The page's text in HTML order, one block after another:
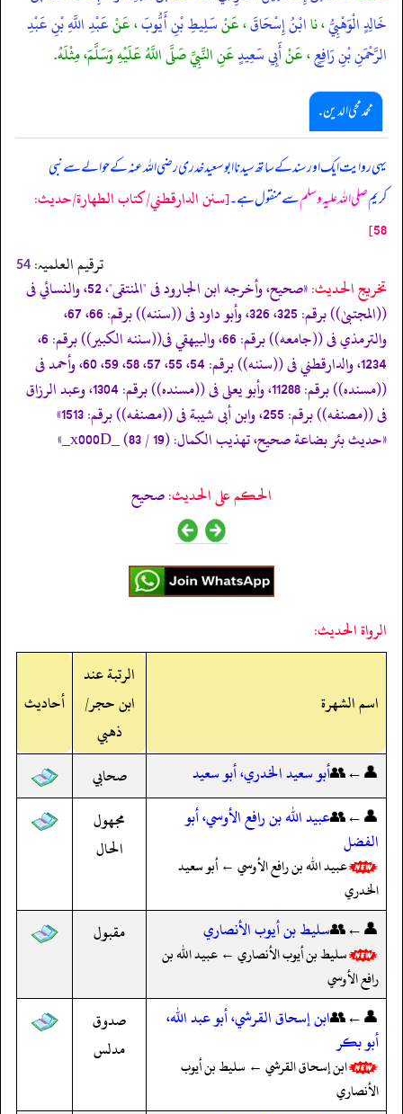
خَالِدٍ الْوَهْبِيُّ، ناابْنُ إِسْحَاقَ، عَنْسَلِيطِ بْنِ أَيُّوبَ، عَنْعَبْدِ اللَّهِ بْنِ عَبْدِ
الرَّحْمَنِ بْنِ رَافِعٍ، عَنْأَبِي سَعِيدٍعَنِ النَّبِيِّ صَلَّى اللَّهُ عَلَيْهِ وَسَلَّمَ، مِثْلَهُ.
محمد محی الدین .
یہی روایت ایک اور سند کے ساتھ سیدنا ابوسعید خدری رضی اللہ عنہ کے حوالے سے نبی
کریمصلی اللہ علیہ وسلمسے منقول ہے۔[سنن الدارقطني/كتاب الطهارة/حدیث:
58]
ترقیم العلمیہ: 54
تخریج الحدیث:
«صحیح، وأخرجه ابن الجارود فى "المنتقى"، 52، والنسائي فى
((المجتبیٰ)) برقم: 325، 326، وأبو داود فى ((سننه)) برقم: 66، 67،
والترمذي فى ((جامعه)) برقم: 66، والبيهقي فى((سننه الكبير)) برقم: 6،
1234، والدارقطني فى ((سننه)) برقم: 54، 55، 57، 58، 59، 60، وأحمد فى
((مسنده)) برقم: 11288، وأبو يعلى فى ((مسنده)) برقم: 1304، وعبد الرزاق
فى ((مصنفه)) برقم: 255، وابن أبى شيبة فى ((مصنفه)) برقم: 1513»
«حديث بئر بضاعة صحيح، تهذيب الكمال: (19 / 83) _x000D_»
الحكم على الحديث:صحیح
الرواة الحديث:
اسم الشهرة
الرتبة عند
ابن حجر/
ذهبي
أحاديث
👤←👥أبو سعيد الخدري، أبو سعيد
صحابي
👤←👥عبيد الله بن رافع الأوسي، أبو
الفضل
عبيد الله بن رافع الأوسي ← أبو سعيد
الخدري
مجهول
الحال
👤←👥سليط بن أيوب الأنصاري
سليط بن أيوب الأنصاري ← عبيد الله بن
رافع الأوسي
مقبول
👤←👥ابن إسحاق القرشي، أبو عبد الله،
أبو بكر
ابن إسحاق القرشي ← سليط بن أيوب
الأنصاري
صدوق
مدلس